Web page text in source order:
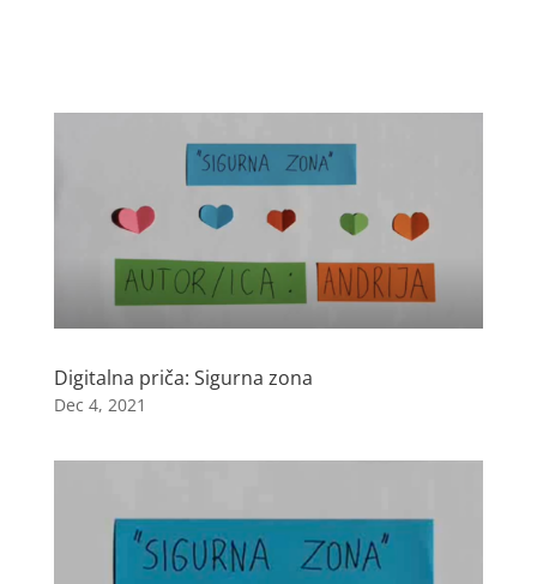
Digitalna priča: Sigurna zona
Dec 4, 2021